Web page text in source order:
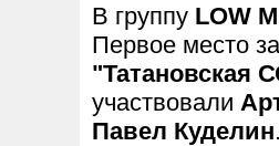
В группу LOW
Первое место
"Татановская
участвовали
Павел Куделин